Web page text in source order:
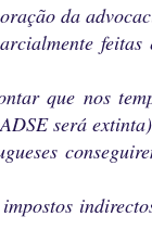
da
feitas
que nos
será